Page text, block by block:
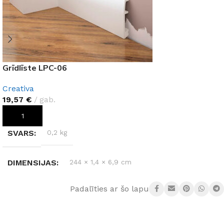
Grīdlīste LPC-06
Creativa
19,57 € gab.
PIEVIENOT GROZAM
SVARS 0,2 kg
DIMENSIJAS 244 × 1,4 × 6,9 cm
Polistirols
Padalīties ar šo lapu: